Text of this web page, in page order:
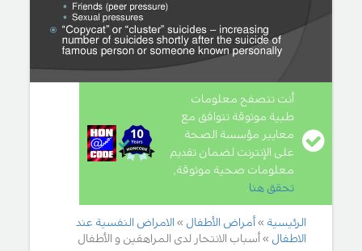
أنت تتصفح معلومات
طبية موثوقة تتوافق مع
معايير مؤسسة الصحة
على الإنترنت لضمان تقديم
معلومات صحية موثوقة,
تحقق هنا.
الرئيسية أمراض الأطفال
الامراض النفسية عند
الاطفال
أسباب الانتحار لدى المراهقين و الأطفال